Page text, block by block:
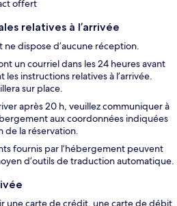
offert
relatives à l’arrivée
dispose d’aucune réception.
un courriel dans les 24 heures avant
les instructions relatives à l’arrivée.
sur place.
après 20 h, veuillez communiquer à
aux coordonnées indiquées
de la réservation.
fournis par l’hébergement peuvent
d’outils de traduction automatique.
une carte de crédit, une carte de débit